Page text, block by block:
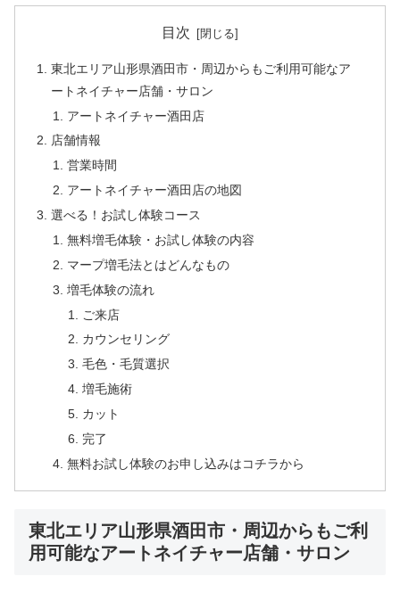
目次
東北エリア山形県酒田市・周辺からもご利用可能なア
ートネイチャー店舗・サロン
アートネイチャー酒田店
店舗情報
営業時間
アートネイチャー酒田店の地図
選べる！お試し体験コース
無料増毛体験・お試し体験の内容
マープ増毛法とはどんなもの
増毛体験の流れ
ご来店
カウンセリング
毛色・毛質選択
増毛施術
カット
完了
無料お試し体験のお申し込みはコチラから
東北エリア山形県酒田市・周辺からもご利
用可能なアートネイチャー店舗・サロン